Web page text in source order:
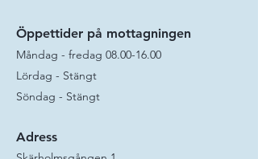
Öppettider på mottagningen
Måndag - fredag 08.00-16.00
Lördag - Stängt
Söndag - Stängt
Adress